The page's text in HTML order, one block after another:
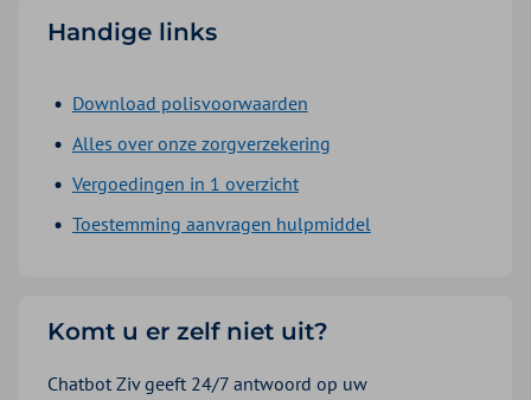
Handige links
Download polisvoorwaarden
Alles over onze zorgverzekering
Vergoedingen in 1 overzicht
Toestemming aanvragen hulpmiddel
Komt u er zelf niet uit?
Chatbot Ziv geeft 24/7 antwoord op uw